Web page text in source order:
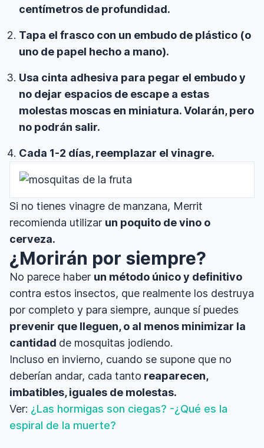
centímetros de profundidad.
Tapa el frasco con un embudo de plástico (o
uno de papel hecho a mano).
Usa cinta adhesiva para pegar el embudo y
no dejar espacios de escape a estas
molestas moscas en miniatura. Volarán, pero
no podrán salir.
Cada 1-2 días, reemplazar el vinagre.
Si no tienes vinagre de manzana, Merrit
recomienda utilizar un poquito de vino o
cerveza.
¿Morirán por siempre?
No parece haber un método único y definitivo
contra estos insectos, que realmente los destruya
por completo y para siempre, aunque sí puedes
prevenir que lleguen, o al menos minimizar la
cantidad de mosquitas jodiendo.
Incluso en invierno, cuando se supone que no
deberían andar, cada tanto reaparecen,
imbatibles, iguales de molestas.
Ver: ¿Las hormigas son ciegas? -¿Qué es la
espiral de la muerte?